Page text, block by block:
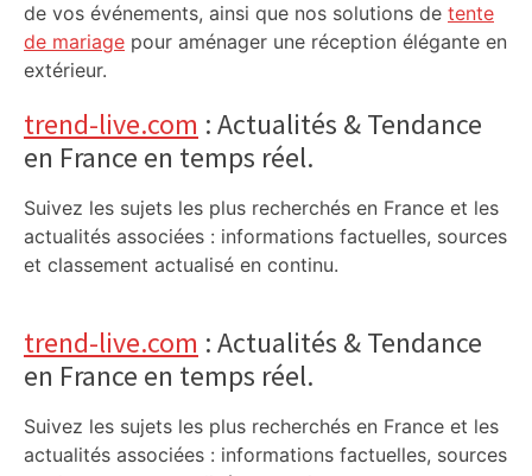
de vos événements, ainsi que nos solutions de tente
de mariage pour aménager une réception élégante en
extérieur.
trend-live.com : Actualités & Tendance
en France en temps réel.
Suivez les sujets les plus recherchés en France et les
actualités associées : informations factuelles, sources
et classement actualisé en continu.
trend-live.com : Actualités & Tendance
en France en temps réel.
Suivez les sujets les plus recherchés en France et les
actualités associées : informations factuelles, sources